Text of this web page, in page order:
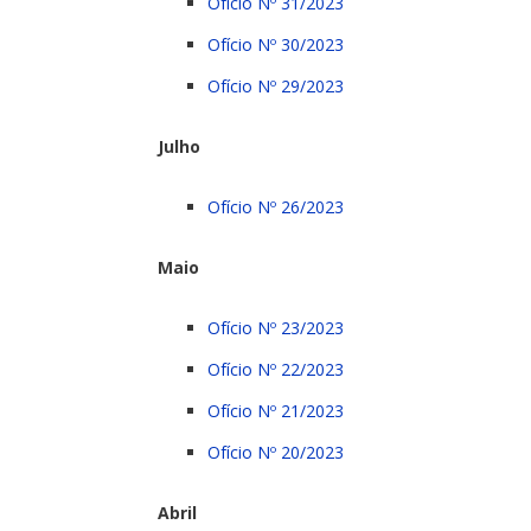
Ofício Nº 30/2023
Ofício Nº 29/2023
Julho
Ofício Nº 26/2023
Maio
Ofício Nº 23/2023
Ofício Nº 22/2023
Ofício Nº 21/2023
Ofício Nº 20/2023
Abril